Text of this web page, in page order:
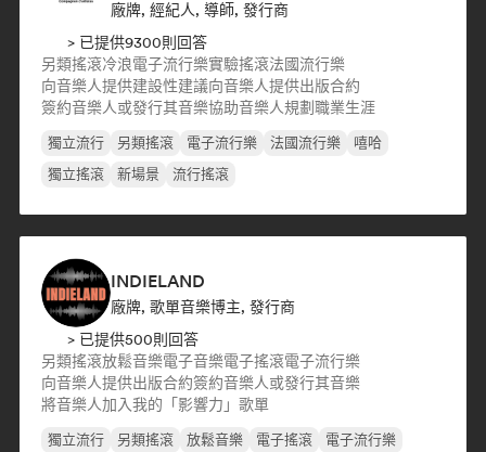
廠牌, 經紀人, 導師, 發行商
> 已提供9300則回答
另類搖滾冷浪電子流行樂實驗搖滾法國流行樂
向音樂人提供建設性建議向音樂人提供出版合約
簽約音樂人或發行其音樂協助音樂人規劃職業生涯
獨立流行 另類搖滾 電子流行樂 法國流行樂
嘻哈
獨立搖滾
新場景 流行搖滾
INDIELAND
廠牌, 歌單音樂博主, 發行商
> 已提供500則回答
另類搖滾放鬆音樂電子音樂電子搖滾電子流行樂
向音樂人提供出版合約簽約音樂人或發行其音樂
將音樂人加入我的「影響力」歌單
獨立流行 另類搖滾 放鬆音樂 電子搖滾
電子流行樂